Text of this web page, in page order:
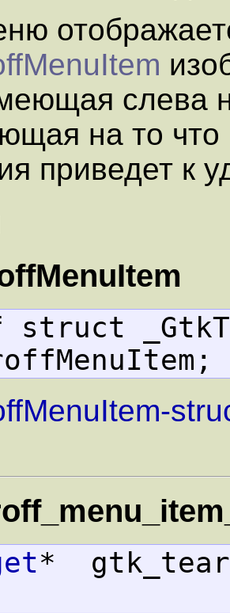
слева
на то
приведет к
struct
*